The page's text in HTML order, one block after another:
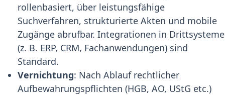
rollenbasiert, über leistungsfähige
Suchverfahren, strukturierte Akten und mobile
Zugänge abrufbar. Integrationen in Drittsysteme
(z. B. ERP, CRM, Fachanwendungen) sind
Standard.
Vernichtung: Nach Ablauf rechtlicher
Aufbewahrungspflichten (HGB, AO, UStG etc.)